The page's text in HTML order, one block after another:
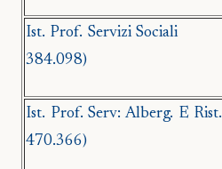
Ist. Prof. Servizi Sociali
384.098)
Ist. Prof. Serv: Alberg. E Rist.
470.366)